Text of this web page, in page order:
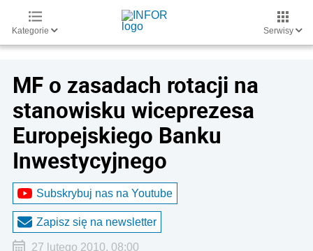
Kategorie Serwisy
MF o zasadach rotacji na
stanowisku wiceprezesa
Europejskiego Banku
Inwestycyjnego
Subskrybuj nas na Youtube
Zapisz się na newsletter
27 lutego 2010, 08:00